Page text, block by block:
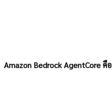
Amazon Bedrock AgentCore คือ